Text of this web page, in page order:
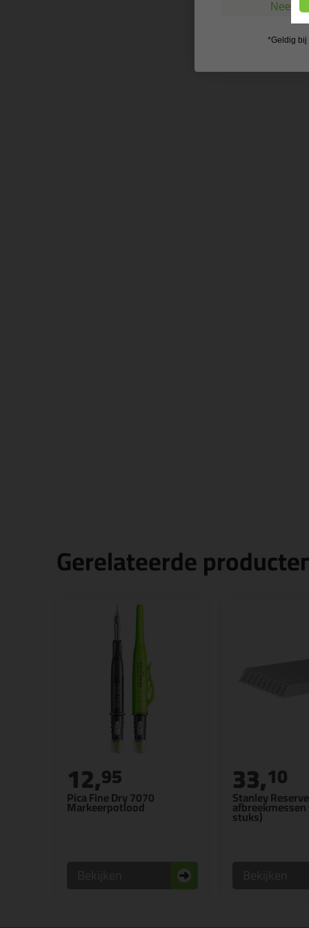
Gerelateerde
Pica Fine Dry 7070
Markeerpotlood
12,95
Stanley Reserve
stuks)
33,10
Nee, ik
*Geldig bij